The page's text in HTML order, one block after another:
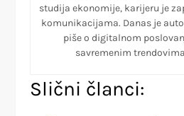
studija ekonomije, karijeru je
komunikacijama. Danas je
piše o digitalnom
savremenim
Slični članci: